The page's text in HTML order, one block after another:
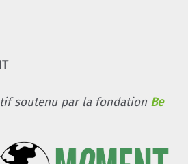
soutenu par la fondation Be